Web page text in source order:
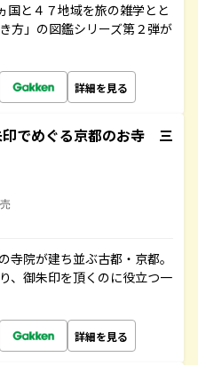
と４７地域を旅の雑学とと
方」の図鑑シリーズ第２弾が
詳細を見る
でめぐる京都のお寺 三
寺院が建ち並ぶ古都・京都。
、御朱印を頂くのに役立つ一
詳細を見る